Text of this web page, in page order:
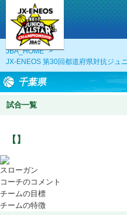
JBA_HOME
>
JX-ENEOS 第30回都道府県対抗ジュ
千葉県
試合一覧
【】
スローガン
コーチのコメント
チームの目標
チームの特徴